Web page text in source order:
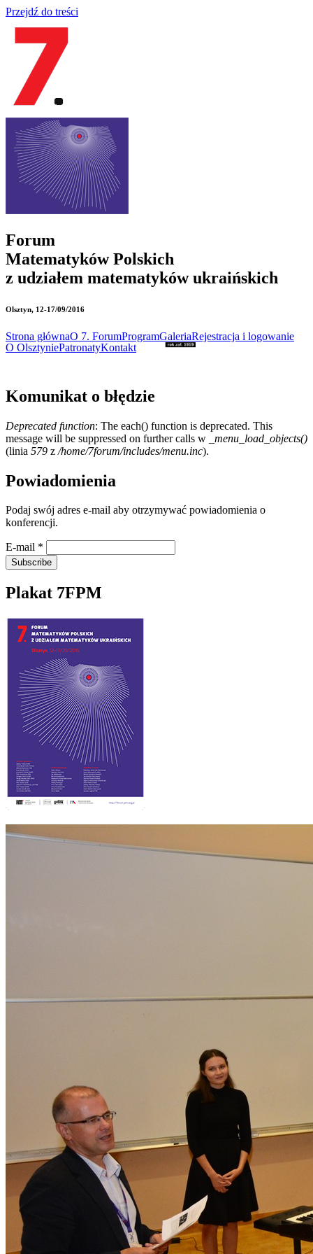
Przejdź do treści
Forum
Matematyków Polskich
z udziałem matematyków ukraińskich
Olsztyn, 12-17/09/2016
Strona głównaO 7. ForumProgramGaleriaRejestracja i logowanie
O OlsztyniePatronatyKontakt
Komunikat o błędzie
Deprecated function: The each() function is deprecated. This
message will be suppressed on further calls w
_menu_load_objects()
(linia 579 z /home/7forum/includes/menu.inc).
Powiadomienia
Podaj swój adres e-mail aby otrzymywać powiadomienia o
konferencji.
E-mail *
Plakat 7FPM